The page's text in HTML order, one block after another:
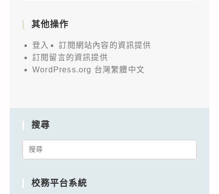
其他操作
登入
訂閱網站內容的資訊提供
訂閱留言的資訊提供
WordPress.org 台灣繁體中文
搜尋
Search
校務平台系統